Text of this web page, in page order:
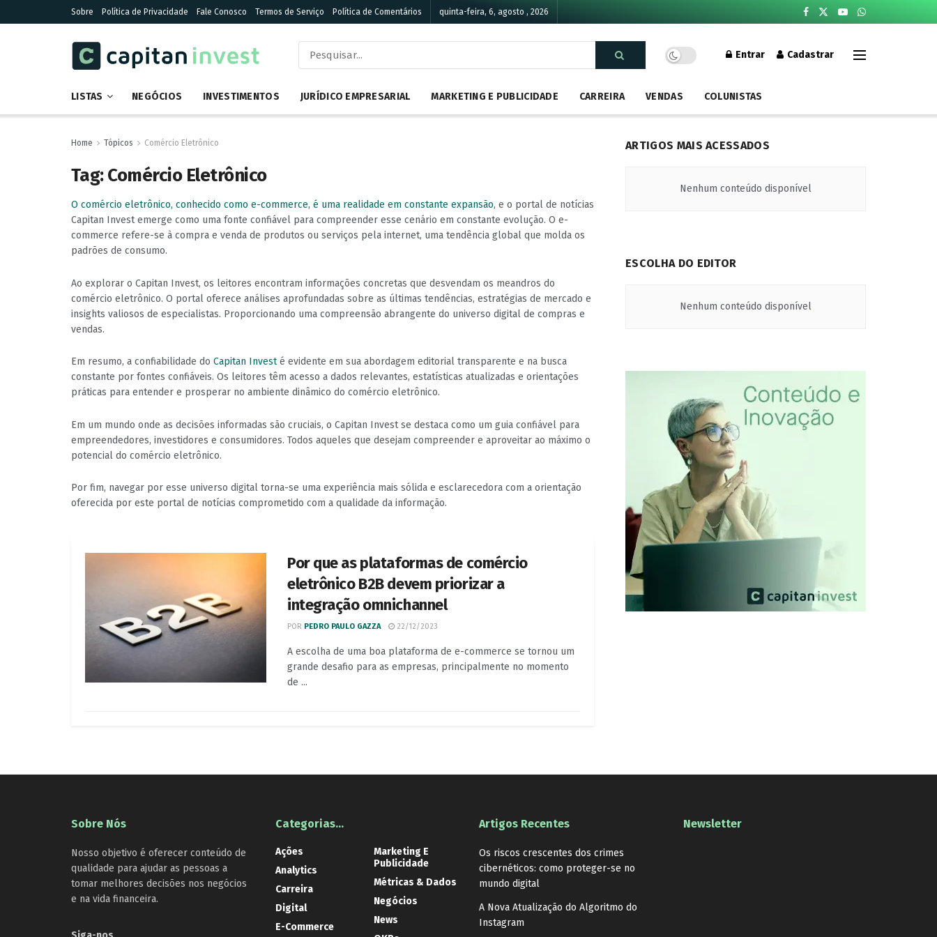
Sobre Política de Privacidade Fale Conosco Termos de Serviço Política de Comentários quinta-feira, 6, agosto , 2026
Entrar Cadastrar
LISTAS NEGÓCIOS INVESTIMENTOS JURÍDICO EMPRESARIAL MARKETING E PUBLICIDADE CARREIRA VENDAS COLUNISTAS
Home Tópicos Comércio Eletrônico
Tag:Comércio Eletrônico
O comércio eletrônico, conhecido como e-commerce, é uma realidade em constante expansão, e o portal de notícias
Capitan Invest emerge como uma fonte confiável para compreender esse cenário em constante evolução. O e-
commerce refere-se à compra e venda de produtos ou serviços pela internet, uma tendência global que molda os
padrões de consumo.
Ao explorar o Capitan Invest, os leitores encontram informações concretas que desvendam os meandros do
comércio eletrônico. O portal oferece análises aprofundadas sobre as últimas tendências, estratégias de mercado e
insights valiosos de especialistas. Proporcionando uma compreensão abrangente do universo digital de compras e
vendas.
Em resumo, a confiabilidade do Capitan Investé evidente em sua abordagem editorial transparente e na busca
constante por fontes confiáveis. Os leitores têm acesso a dados relevantes, estatísticas atualizadas e orientações
práticas para entender e prosperar no ambiente dinâmico do comércio eletrônico.
Em um mundo onde as decisões informadas são cruciais, o Capitan Invest se destaca como um guia confiável para
empreendedores, investidores e consumidores. Todos aqueles que desejam compreender e aproveitar ao máximo o
potencial do comércio eletrônico.
Por fim, navegar por esse universo digital torna-se uma experiência mais sólida e esclarecedora com a orientação
oferecida por este portal de notícias comprometido com a qualidade da informação.
Por que as plataformas de comércio
eletrônico B2B devem priorizar a
integração omnichannel
POR PEDRO PAULO GAZZA 22/12/2023
A escolha de uma boa plataforma de e-commerce se tornou um
grande desafio para as empresas, principalmente no momento
de ...
ARTIGOS MAIS ACESSADOS
Nenhum conteúdo disponível
ESCOLHA DO EDITOR
Nenhum conteúdo disponível
Sobre Nós
Nosso objetivo é oferecer conteúdo de
qualidade para ajudar as pessoas a
tomar melhores decisões nos negócios
e na vida financeira.
Categorias…
Ações
Analytics
Carreira
Digital
E-Commerce
Marketing E
Publicidade
Métricas & Dados
Negócios
News
Artigos Recentes
Os riscos crescentes dos crimes
cibernéticos: como proteger-se no
mundo digital
A Nova Atualização do Algoritmo do
Instagram
Newsletter